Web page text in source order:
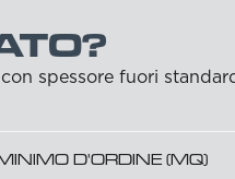
spessore fuori
D'ORDINE (MQ)